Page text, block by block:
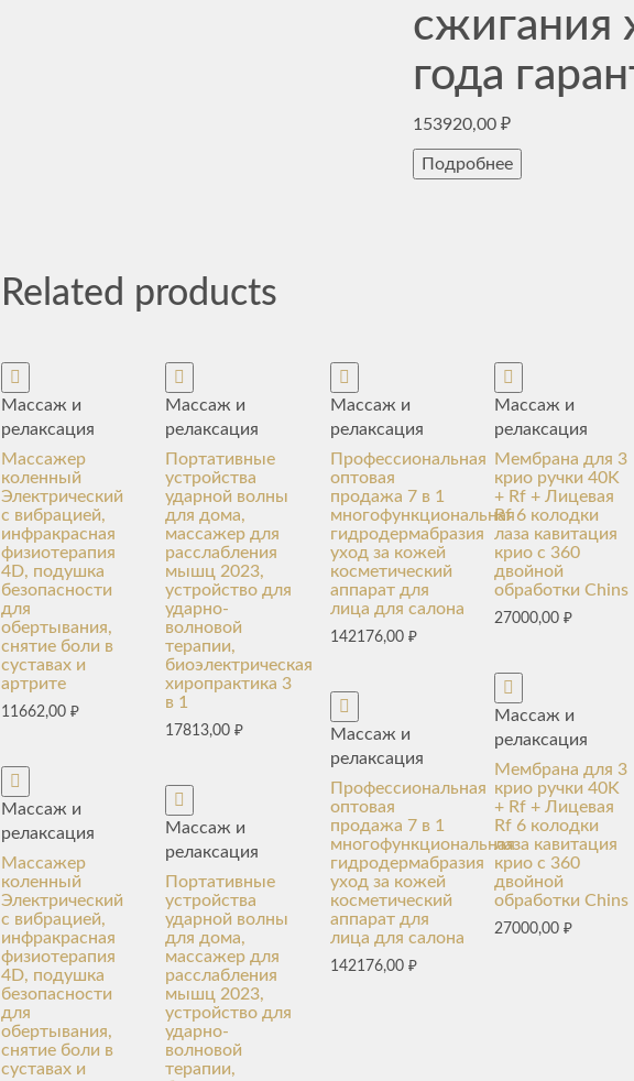
сжигания
года
153920,00₽
Подробнее
Related products
Массаж и
релаксация
Массажер
коленный
Электрический
с вибрацией,
инфракрасная
физиотерапия
4D, подушка
безопасности
для
обертывания,
снятие боли в
суставах и
артрите
11662,00 ₽
Массаж и
релаксация
Массажер
коленный
Электрический
с вибрацией,
инфракрасная
физиотерапия
4D, подушка
безопасности
для
обертывания,
снятие боли в
суставах и
Массаж и
релаксация
Портативные
устройства
ударной волны
для дома,
массажер для
расслабления
мышц 2023,
устройство для
ударно-
волновой
терапии,
биоэлектрическая
хиропрактика 3
в 1
17813,00₽
Массаж и
релаксация
Портативные
устройства
ударной волны
для дома,
массажер для
расслабления
мышц 2023,
устройство для
ударно-
волновой
терапии,
Массаж и
релаксация
Профессиональная
оптовая
продажа 7 в 1
многофункциональная
гидродермабразия
уход за кожей
косметический
аппарат для
лица для салона
142176,00 ₽
Массаж и
релаксация
Профессиональная
оптовая
продажа 7 в 1
многофункциональная
гидродермабразия
уход за кожей
косметический
аппарат для
лица для салона
142176,00 ₽
Массаж и
релаксация
Мембрана для 3
крио ручки 40K
+ Rf + Лицевая
Rf 6 колодки
лаза кавитация
крио с 360
двойной
обработки Chins
27000,00₽
Массаж и
релаксация
Мембрана для 3
крио ручки 40K
+ Rf + Лицевая
Rf 6 колодки
лаза кавитация
крио с 360
двойной
обработки Chins
27000,00₽